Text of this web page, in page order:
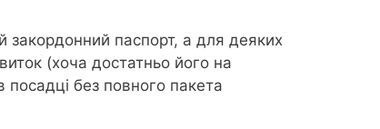
закордонний паспорт, а для деяких
(хоча достатньо його на
посадці без повного пакета